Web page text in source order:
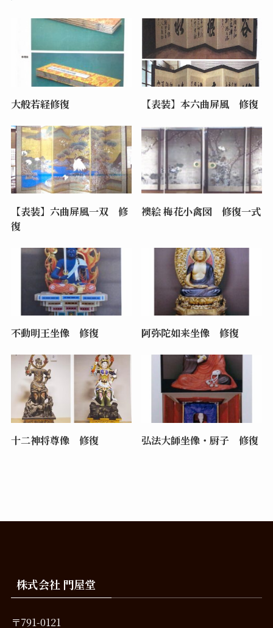
大般若経修復 【表装】本六曲屏風 修復
【表装】六曲屏風一双 修
復
襖絵 梅花小禽図 修復一式
不動明王坐像 修復 阿弥陀如来坐像 修復
十二神将尊像 修復 弘法大師坐像・厨子 修復
株式会社 門屋堂
〒791-0121